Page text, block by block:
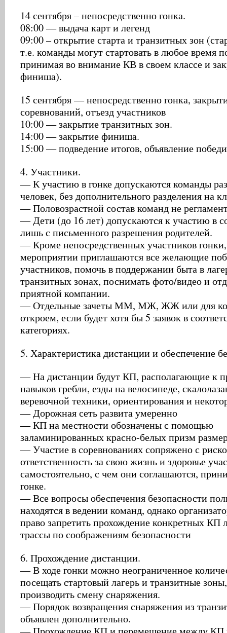
14 сентября – непосредственно гонка.
08:00 — выдача карт и легенд
09:00 – открытие старта и транзитных зон
т.е. команды могут стартовать в любое время
принимая во внимание КВ в своем классе и
финиша).
15 сентября — непосредственно гонка,
соревнований, отъезд участников
10:00 — закрытие транзитных зон.
14:00 — закрытие финиша.
15:00 — подведение итогов, объявление
4. Участники.
— К участию в гонке допускаются команды
человек, без дополнительного разделения на
— Половозрастной состав команд не
— Дети (до 16 лет) допускаются к участию в
лишь с письменного разрешения родителей.
— Кроме непосредственных участников
мероприятии приглашаются все желающие
участников, помочь в поддержании быта в
транзитных зонах, поснимать фото/видео и
приятной компании.
— Отдельные зачеты ММ, МЖ, ЖЖ или для
откроем, если будет хотя бы 5 заявок в
категориях.
5. Характеристика дистанции и обеспечение
— На дистанции будут КП, располагающие к
навыков гребли, езды на велосипеде,
веревочной техники, ориентирования и
— Дорожная сеть развита умеренно
— КП на местности обозначены с помощью
заламинированных красно-белых призм
— Участие в соревнованиях сопряжено с
ответственность за свою жизнь и здоровье
самостоятельно, с чем они соглашаются,
гонке.
— Все вопросы обеспечения безопасности
находятся в ведении команд, однако
право запретить прохождение конкретных КП
трассы по соображениям безопасности
6. Прохождение дистанции.
— В ходе гонки можно неограниченное
посещать стартовый лагерь и транзитные
производить смену снаряжения.
— Порядок возвращения снаряжения из
объявлен дополнительно.